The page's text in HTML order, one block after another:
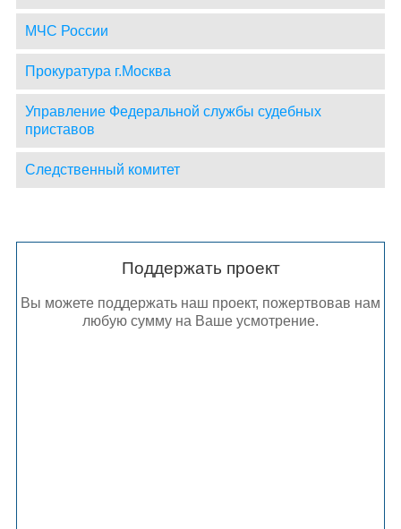
МЧС России
Прокуратура г.Москва
Управление Федеральной службы судебных
приставов
Следственный комитет
Поддержать проект
Вы можете поддержать наш проект, пожертвовав нам
любую сумму на Ваше усмотрение.